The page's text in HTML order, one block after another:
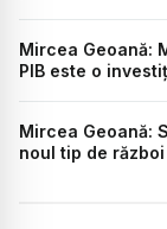
Mircea Geoană:
PIB este o
Mircea Geoană:
noul tip de război